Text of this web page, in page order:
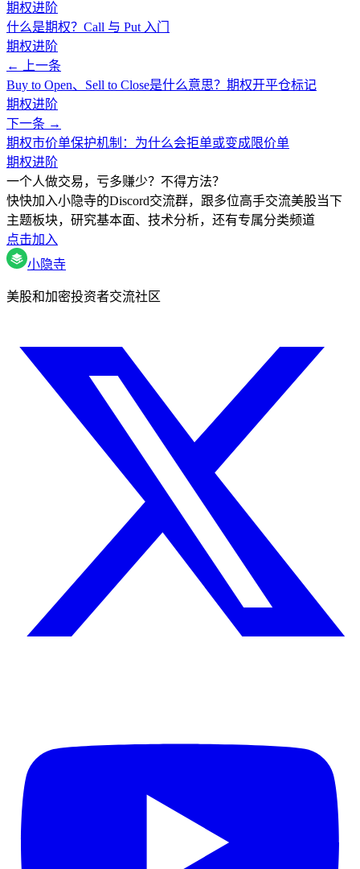
期权进阶
什么是期权？Call 与 Put 入门
期权进阶
← 上一条
Buy to Open、Sell to Close是什么意思？期权开平仓标记
期权进阶
下一条 →
期权市价单保护机制：为什么会拒单或变成限价单
期权进阶
一个人做交易，亏多赚少？不得方法？
快快加入小隐寺的Discord交流群，跟多位高手交流美股当下
主题板块，研究基本面、技术分析，还有专属分类频道
点击加入
小隐寺
美股和加密投资者交流社区